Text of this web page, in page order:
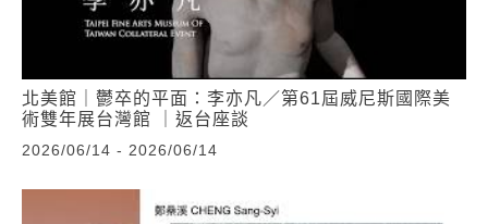
北美館｜鬱卒的平面：李亦凡／第61屆威尼斯國際美
術雙年展台灣館 ｜返台座談
2026/06/14 - 2026/06/14